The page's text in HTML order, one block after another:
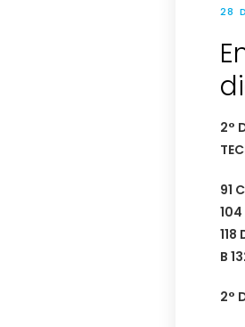
28
2°
91
104
118
B
2°